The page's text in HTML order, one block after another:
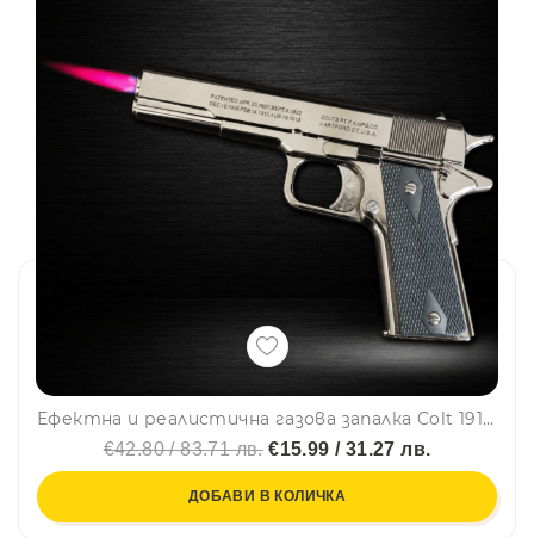
Ефектна и реалистична газова запалка Colt 1911 🔥, метален корпус, ветроупорна
€42.80 / 83.71 лв.€15.99 / 31.27 лв.
ДОБАВИ В КОЛИЧКА